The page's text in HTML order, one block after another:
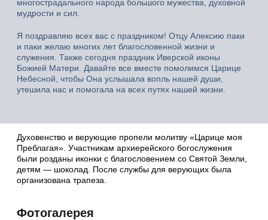
многострадального народа большого мужества, духовной
мудрости и сил.
Я поздравляю всех вас с праздником! Отцу Алексию паки
и паки желаю многих лет благословенной жизни и
служения. Также сегодня праздник Иверской иконы
Божией Матери. Давайте все вместе помолимся Царице
Небесной, чтобы Она услышала вопль нашей души,
утешила нас и помогала на всех путях нашей жизни.
Духовенство и верующие пропели молитву «Царице моя
Преблагая». Участникам архиерейского богослужения
были розданы иконки с благословением со Святой Земли,
детям — шоколад. После службы для верующих была
организована трапеза.
Фотогалерея